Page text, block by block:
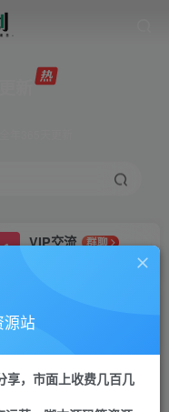
VIP交流
群聊
研究探讨更多创业项目路子。
招募站长
APP下载
GO
站
享，市面上收费几百几